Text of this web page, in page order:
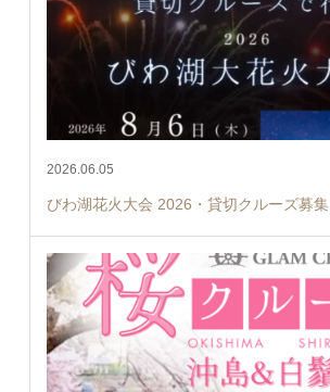
2026.06.05
びわ湖花火大会 2026・貸切クルーズ募集